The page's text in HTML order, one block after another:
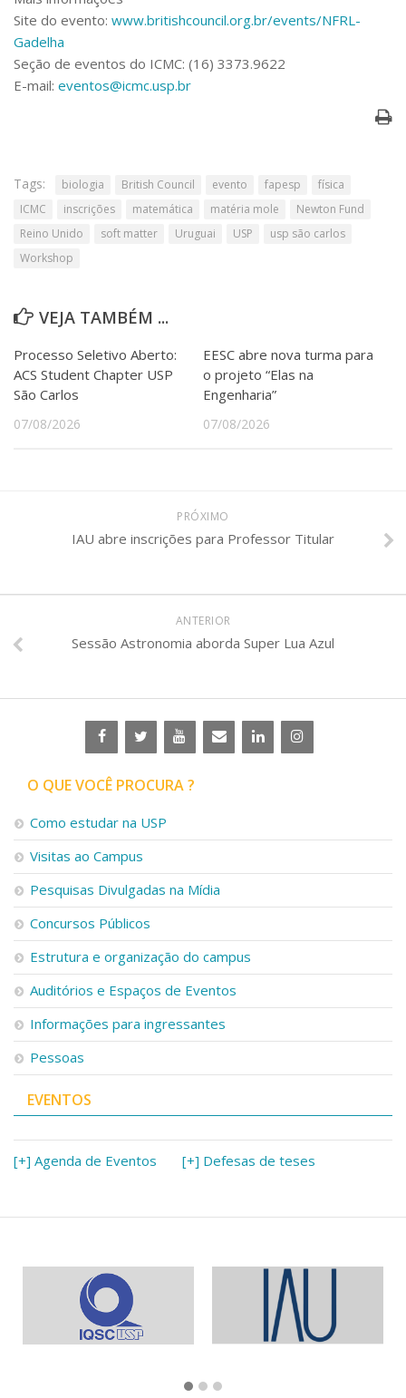
Site do evento: www.britishcouncil.org.br/events/NFRL-
Gadelha
Seção de eventos do ICMC: (16) 3373.9622
E-mail: eventos@icmc.usp.br
Tags: biologia British Council evento fapesp
física
ICMC
inscrições matemática matéria mole
Newton Fund
Reino Unido
soft matter Uruguai USP
usp são carlos
Workshop
VEJA TAMBÉM ...
Processo Seletivo Aberto:
ACS Student Chapter USP
São Carlos
07/08/2026
EESC abre nova turma para
o projeto “Elas na
Engenharia”
07/08/2026
PRÓXIMO
IAU abre inscrições para Professor Titular
ANTERIOR
Sessão Astronomia aborda Super Lua Azul
O QUE VOCÊ PROCURA ?
Como estudar na USP
Visitas ao Campus
Pesquisas Divulgadas na Mídia
Concursos Públicos
Estrutura e organização do campus
Auditórios e Espaços de Eventos
Informações para ingressantes
Pessoas
EVENTOS
[+] Agenda de Eventos [+] Defesas de teses